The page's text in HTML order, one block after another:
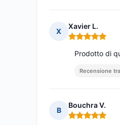
X
Xavier L.
Nota: 5 su 5
Prodotto di
Recensione
B
Bouchra V.
Nota: 5 su 5